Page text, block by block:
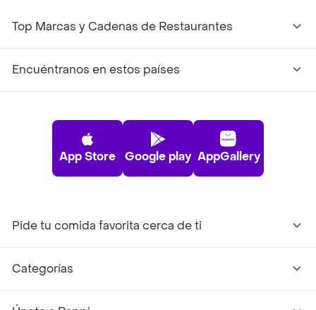
Top Marcas y Cadenas de Restaurantes
Encuéntranos en estos países
App Store Google play AppGallery
Pide tu comida favorita cerca de ti
Categorías